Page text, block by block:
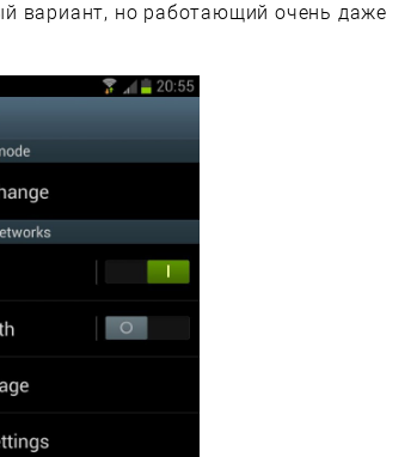
вариант, но работающий очень даже